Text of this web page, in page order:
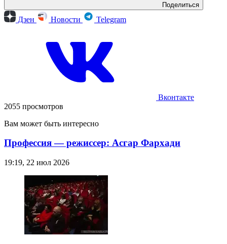
Поделиться
Дзен Новости Telegram
Вконтакте
2055 просмотров
Вам может быть интересно
Профессия — режиссер: Асгар Фархади
19:19, 22 июл 2026